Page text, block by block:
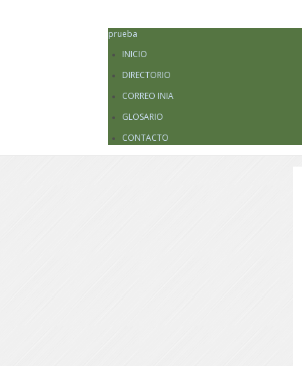
prueba
INICIO
DIRECTORIO
CORREO INIA
GLOSARIO
CONTACTO